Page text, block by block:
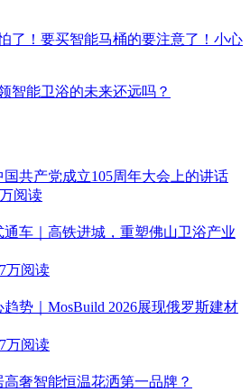
了！要买智能马桶的要注意了！小心
智能卫浴的未来还远吗？
共产党成立105周年大会上的讲话
阅读
通车｜高铁进城，重塑佛山卫浴产业
万阅读
势｜MosBuild 2026展现俄罗斯建材
万阅读
奢智能恒温花洒第一品牌？